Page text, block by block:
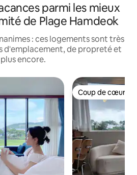
parmi les mieux
de Plage Hamdeok
: ces logements sont très
d'emplacement, de propreté et
plus encore.
Coup de cœur
Coup de cœur